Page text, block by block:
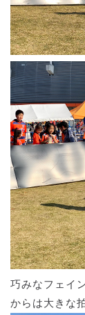
巧みなフェイ
からは大きな